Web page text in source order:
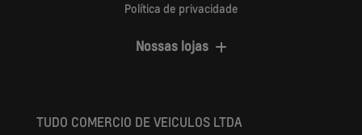
Política de privacidade
Nossas lojas
TUDO COMERCIO DE VEICULOS LTDA